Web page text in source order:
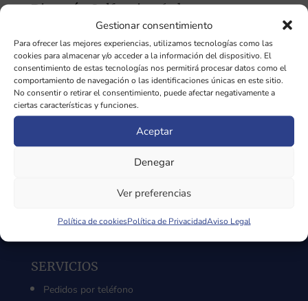
Gestionar consentimiento
Para ofrecer las mejores experiencias, utilizamos tecnologías como las
cookies para almacenar y/o acceder a la información del dispositivo. El
consentimiento de estas tecnologías nos permitirá procesar datos como el
comportamiento de navegación o las identificaciones únicas en este sitio.
No consentir o retirar el consentimiento, puede afectar negativamente a
ciertas características y funciones.
Aceptar
Denegar
Ver preferencias
Política de cookiesPolítica de PrivacidadAviso Legal
Diapasón Solfeggio 963 hz
Sobre Nosotros
SERVICIOS
Pedidos por teléfono